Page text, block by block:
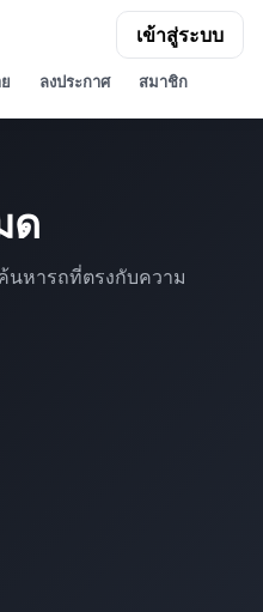
ลงประกาศ สมาชิก
เข้าสู่ระบบ
ด
นหารถที่ตรงกับความ